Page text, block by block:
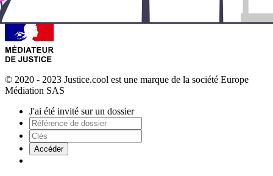
© 2020 - 2023 Justice.cool est une marque de la société Europe
Médiation SAS
J'ai été invité sur un dossier